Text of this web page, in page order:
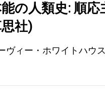
能の人類史: 順
社)
ヴィー・ホワイトハウ